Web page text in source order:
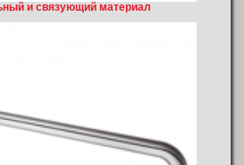
и связующий материал